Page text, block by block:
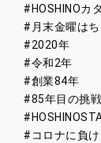
#HOSHINOカ
# 月末金曜は
#2020年
#令和2年
#創業84年
#85年目の挑戦
#
# コロナに負